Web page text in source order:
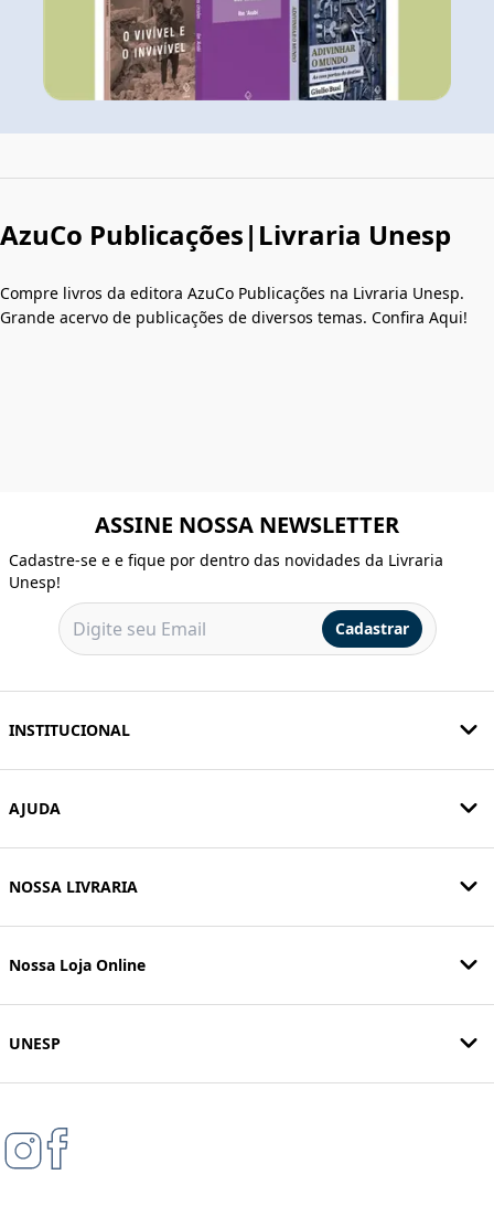
AzuCo Publicações|Livraria Unesp
Compre livros da editora AzuCo Publicações na Livraria Unesp.
Grande acervo de publicações de diversos temas. Confira Aqui!
ASSINE NOSSA NEWSLETTER
Cadastre-se e e fique por dentro das novidades da Livraria
Unesp!
Cadastrar
INSTITUCIONAL
AJUDA
NOSSA LIVRARIA
Nossa Loja Online
UNESP